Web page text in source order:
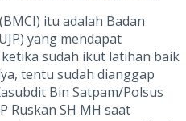
itu adalah Badan
yang mendapat
sudah ikut latihan baik
tentu sudah dianggap
Bin Satpam/Polsus
Ruskan SH MH saat